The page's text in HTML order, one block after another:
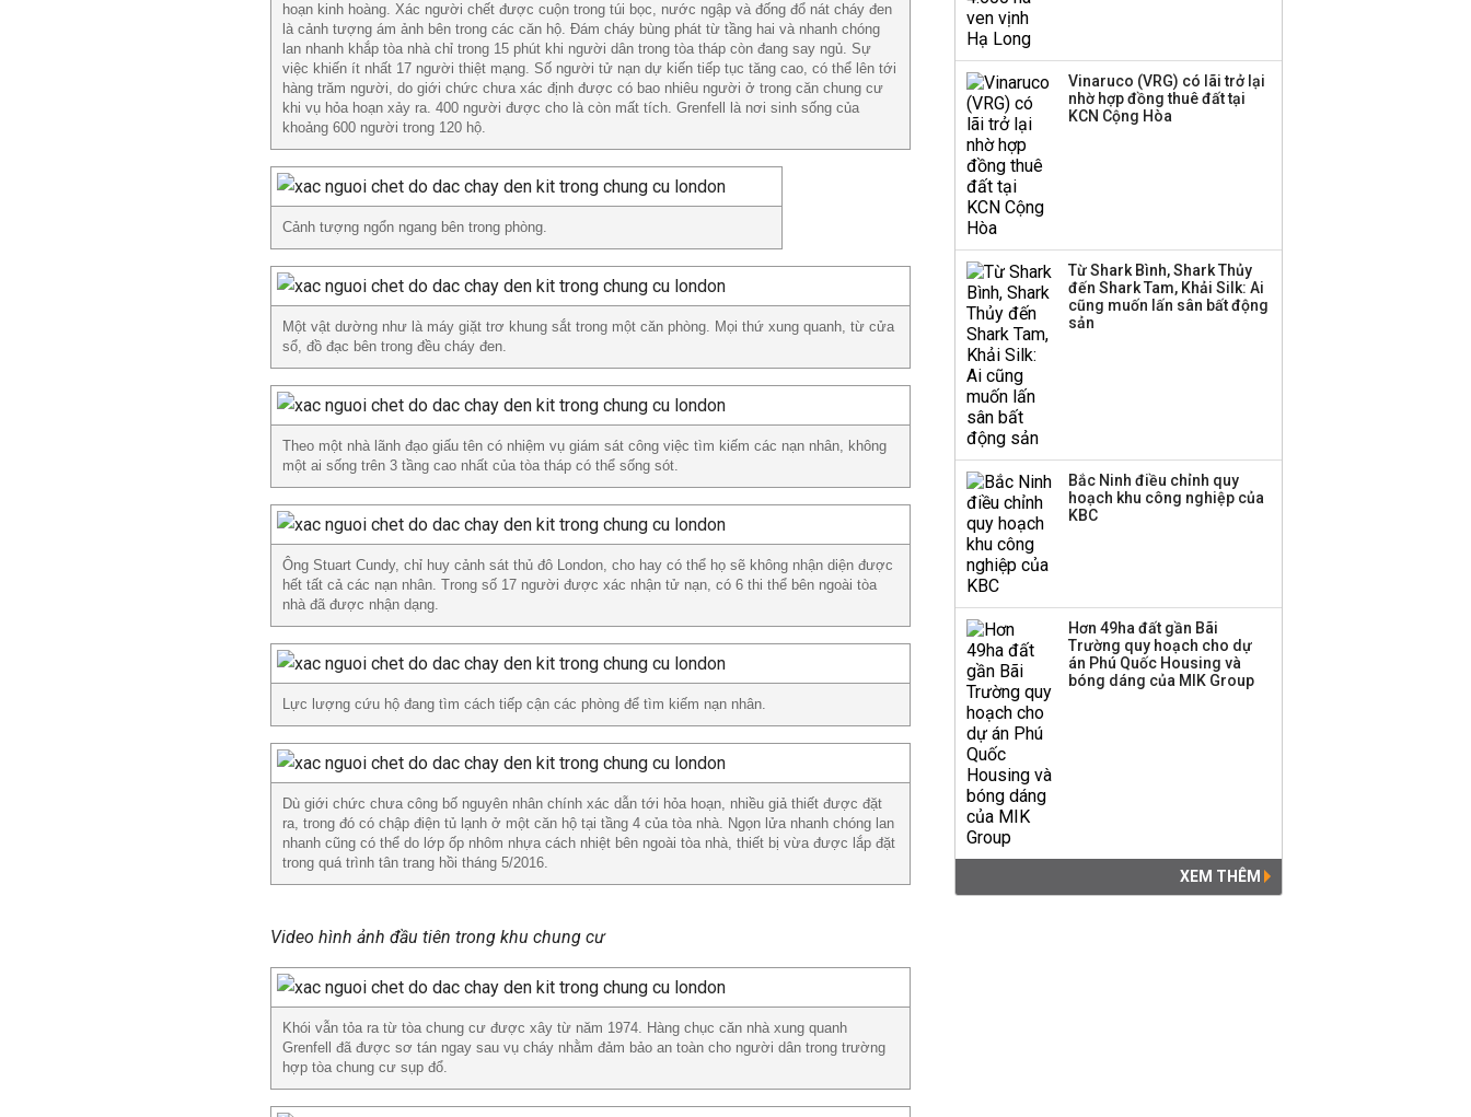
hoạn kinh hoàng. Xác người chết được cuộn trong túi bọc, nước ngập và đống đổ nát cháy đen
là cảnh tượng ám ảnh bên trong các căn hộ. Đám cháy bùng phát từ tầng hai và nhanh chóng
lan nhanh khắp tòa nhà chỉ trong 15 phút khi người dân trong tòa tháp còn đang say ngủ. Sự
việc khiến ít nhất 17 người thiệt mạng. Số người tử nạn dự kiến tiếp tục tăng cao, có thể lên tới
hàng trăm người, do giới chức chưa xác định được có bao nhiêu người ở trong căn chung cư
khi vụ hỏa hoạn xảy ra. 400 người được cho là còn mất tích. Grenfell là nơi sinh sống của
khoảng 600 người trong 120 hộ.
Cảnh tượng ngổn ngang bên trong phòng.
Một vật dường như là máy giặt trơ khung sắt trong một căn phòng. Mọi thứ xung quanh, từ cửa
sổ, đồ đạc bên trong đều cháy đen.
Theo một nhà lãnh đạo giấu tên có nhiệm vụ giám sát công việc tìm kiếm các nạn nhân, không
một ai sống trên 3 tầng cao nhất của tòa tháp có thể sống sót.
Ông Stuart Cundy, chỉ huy cảnh sát thủ đô London, cho hay có thể họ sẽ không nhận diện được
hết tất cả các nạn nhân. Trong số 17 người được xác nhận tử nạn, có 6 thi thể bên ngoài tòa
nhà đã được nhận dạng.
Lực lượng cứu hộ đang tìm cách tiếp cận các phòng để tìm kiếm nạn nhân.
Dù giới chức chưa công bố nguyên nhân chính xác dẫn tới hỏa hoạn, nhiều giả thiết được đặt
ra, trong đó có chập điện tủ lạnh ở một căn hộ tại tầng 4 của tòa nhà. Ngọn lửa nhanh chóng lan
nhanh cũng có thể do lớp ốp nhôm nhựa cách nhiệt bên ngoài tòa nhà, thiết bị vừa được lắp đặt
trong quá trình tân trang hồi tháng 5/2016.
Video hình ảnh đầu tiên trong khu chung cư
Khói vẫn tỏa ra từ tòa chung cư được xây từ năm 1974. Hàng chục căn nhà xung quanh
Grenfell đã được sơ tán ngay sau vụ cháy nhằm đảm bảo an toàn cho người dân trong trường
hợp tòa chung cư sụp đổ.
thanh lý toàn bộ cửa
hàng
Công ty 100 tỷ của
Huấn Hoa Hồng bỗng
dưng ‘biến mất’, một
Vinaruco (VRG) có lãi trở lại
nhờ hợp đồng thuê đất tại
KCN Cộng Hòa
Từ Shark Bình, Shark Thủy
đến Shark Tam, Khải Silk: Ai
cũng muốn lấn sân bất động
sản
Bắc Ninh điều chỉnh quy
hoạch khu công nghiệp của
KBC
Hơn 49ha đất gần Bãi
Trường quy hoạch cho dự
án Phú Quốc Housing và
bóng dáng của MIK Group
XEM THÊM